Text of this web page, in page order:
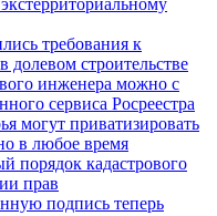
требования к
долевом строительстве
инженера можно с
сервиса Росреестра
могут приватизировать
в любое время
порядок кадастрового
прав
подпись теперь